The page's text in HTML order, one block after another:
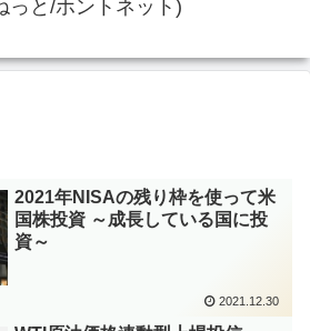
っと/ホントネット)
2021年NISAの残り枠を使って米
国株投資 ～成長している国に投
資～
2021.12.30